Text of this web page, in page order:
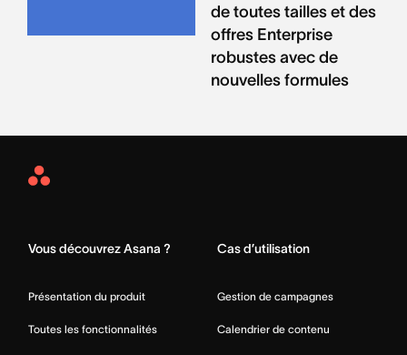
de toutes tailles et des
offres Enterprise
robustes avec de
nouvelles formules
Asana
Vous découvrez Asana ?
Présentation du produit
Toutes les fonctionnalités
Cas d’utilisation
Gestion de campagnes
Calendrier de contenu